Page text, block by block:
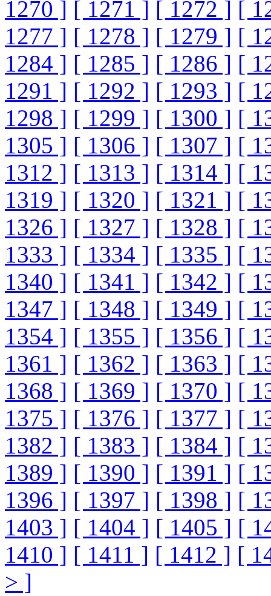
1270 ] [ 1271 ] [ 1272 ] [
1277 ] [ 1278 ] [ 1279 ] [
1284 ] [ 1285 ] [ 1286 ] [
1291 ] [ 1292 ] [ 1293 ] [
1298 ] [ 1299 ] [ 1300 ] [
1305 ] [ 1306 ] [ 1307 ] [
1312 ] [ 1313 ] [ 1314 ] [
1319 ] [ 1320 ] [ 1321 ] [
1326 ] [ 1327 ] [ 1328 ] [
1333 ] [ 1334 ] [ 1335 ] [
1340 ] [ 1341 ] [ 1342 ] [
1347 ] [ 1348 ] [ 1349 ] [
1354 ] [ 1355 ] [ 1356 ] [
1361 ] [ 1362 ] [ 1363 ] [
1368 ] [ 1369 ] [ 1370 ] [
1375 ] [ 1376 ] [ 1377 ] [
1382 ] [ 1383 ] [ 1384 ] [
1389 ] [ 1390 ] [ 1391 ] [
1396 ] [ 1397 ] [ 1398 ] [
1403 ] [ 1404 ] [ 1405 ] [
1410 ] [ 1411 ] [ 1412 ] [
> ]